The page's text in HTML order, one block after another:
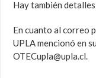
Hay también
En cuanto al correo
UPLA mencionó en
OTECupla@upla.cl.